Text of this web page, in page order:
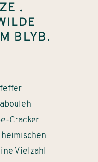
.
BLYB.
Cracker
Vielzahl